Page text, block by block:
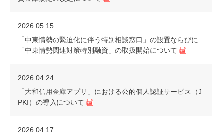
2026.05.15
「中東情勢の緊迫化に伴う特別相談窓口」の設置ならびに
「中東情勢関連対策特別融資」の取扱開始について
2026.04.24
「大和信用金庫アプリ」における公的個人認証サービス（J
PKI）の導入について
2026.04.17